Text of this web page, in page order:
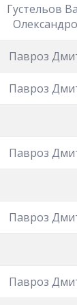
Густельов
Павроз
Павроз
Павроз
Павроз
Павроз